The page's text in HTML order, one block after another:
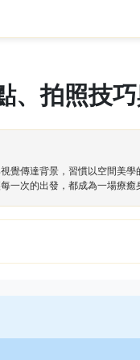
、拍照技
覺傳達背景，習慣以空間美
一次的出發，都成為一場療癒